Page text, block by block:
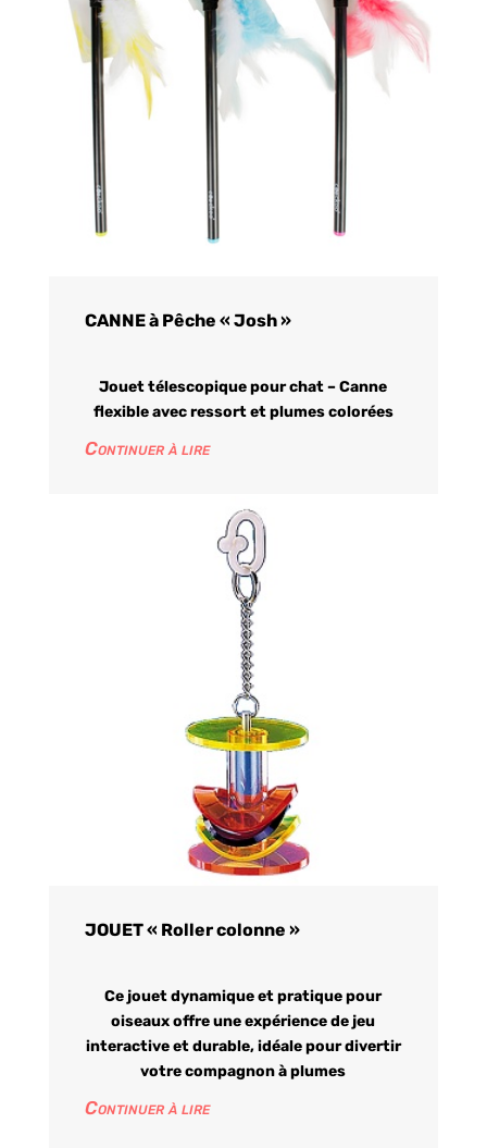
CANNE à Pêche « Josh »
Jouet télescopique pour chat – Canne
flexible avec ressort et plumes colorées
Continuer à lire
JOUET « Roller colonne »
Ce jouet dynamique et pratique pour
oiseaux offre une expérience de jeu
interactive et durable, idéale pour divertir
votre compagnon à plumes
Continuer à lire